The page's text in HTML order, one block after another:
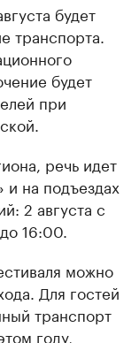
будет
транспорта.
будет
при
речь идет
на подъездах
2 августа с
16:00.
можно
Для гостей
транспорт
году,